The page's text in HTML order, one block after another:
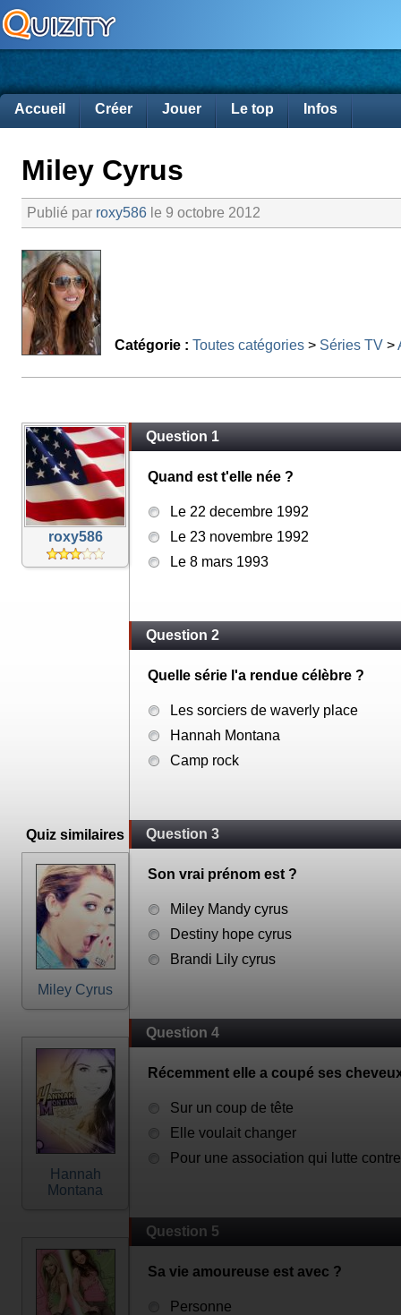
Accueil Créer Jouer Le top Infos
Miley Cyrus
Publié par roxy586 le 9 octobre 2012
Catégorie : Toutes catégories > Séries TV >
roxy586
Quiz similaires
Miley Cyrus
Hannah
Montana
Question 1
Quand est t'elle née ?
Le 22 decembre 1992
Le 23 novembre 1992
Le 8 mars 1993
Question 2
Quelle série l'a rendue célèbre ?
Les sorciers de waverly place
Hannah Montana
Camp rock
Question 3
Son vrai prénom est ?
Miley Mandy cyrus
Destiny hope cyrus
Brandi Lily cyrus
Question 4
Récemment elle a coupé ses
Sur un coup de tête
Elle voulait changer
Pour une association qui lutte
Question 5
Sa vie amoureuse est avec ?
Personne